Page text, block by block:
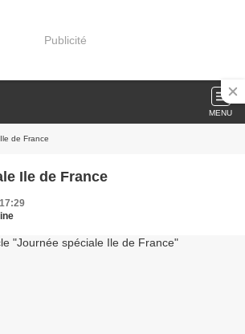
Publicité
MENU
de France
Ile de France